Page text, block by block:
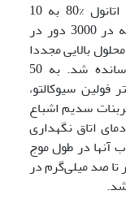
ماری قرارگرفت. حجم نمونه‌ها مجدداً با اتانول %80 به 10
میلی‌لیتر رسانده شد و به مدت 10 دقیقه در 3000 دور در
بالایی مجددا
توسط الکل 80% به حجم 10 میلی­لیتر رسانده شد. به 50
حاصل، 250‌ میکرولیتر فولین سیوکالتو،
و 25/1 میلی­لیتر کربنات سدیم اشباع
40 دقیقه در دمای اتاق نگهداری
آنها در طول موج
تا صد میلی‌گرم در